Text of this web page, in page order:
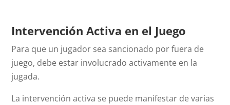
Intervención Activa en el Juego
Para que un jugador sea sancionado por fuera de
juego, debe estar involucrado activamente en la
jugada.
La intervención activa se puede manifestar de varias